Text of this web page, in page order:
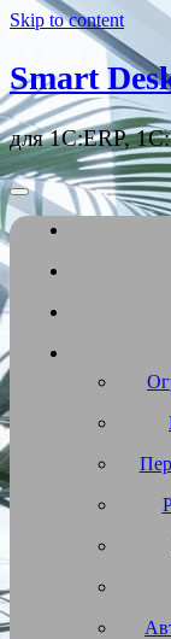
Skip to content
Smart
для 1С:ERP,